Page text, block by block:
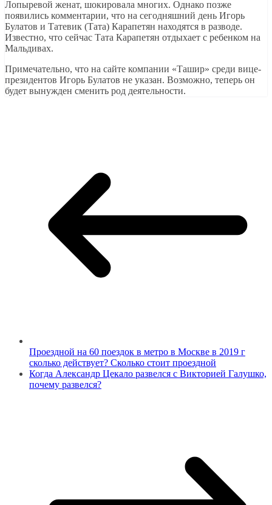
Лопыревой женат, шокировала многих. Однако позже
появились комментарии, что на сегодняшний день Игорь
Булатов и Татевик (Тата) Карапетян находятся в разводе.
Известно, что сейчас Тата Карапетян отдыхает с ребенком на
Мальдивах.
Примечательно, что на сайте компании «Ташир» среди вице-
президентов Игорь Булатов не указан. Возможно, теперь он
будет вынужден сменить род деятельности.
Проездной на 60 поездок в метро в Москве в 2019 г
сколько действует? Сколько стоит проездной
Когда Александр Цекало развелся с Викторией Галушко,
почему развелся?